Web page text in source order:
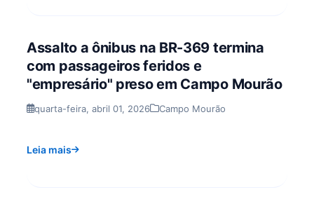
Assalto a ônibus na BR-369 termina
com passageiros feridos e
"empresário" preso em Campo Mourão
quarta-feira, abril 01, 2026 Campo Mourão
Leia mais